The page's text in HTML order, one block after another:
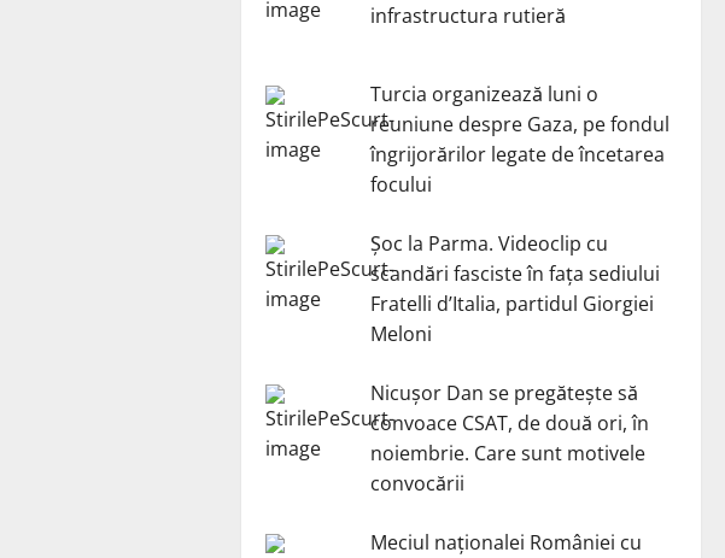
infrastructura rutieră
Turcia organizează luni o
reuniune despre Gaza, pe fondul
îngrijorărilor legate de încetarea
focului
Șoc la Parma. Videoclip cu
scandări fasciste în fața sediului
Fratelli d’Italia, partidul Giorgiei
Meloni
Nicuşor Dan se pregăteşte să
convoace CSAT, de două ori, în
noiembrie. Care sunt motivele
convocării
Meciul naționalei României cu